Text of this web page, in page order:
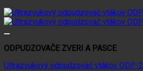
ODPUDZOVAČE ZVERI A PASCE
Ultrazvukový odpudzovač vtákov ODP-2